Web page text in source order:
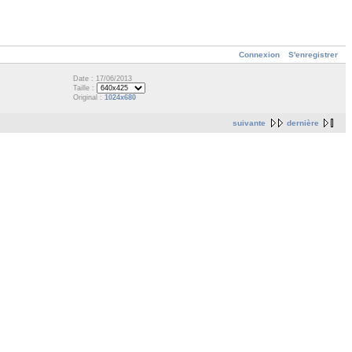
Connexion S'enregistrer
Date : 17/06/2013
Taille :
Original : 1024x680
suivante dernière